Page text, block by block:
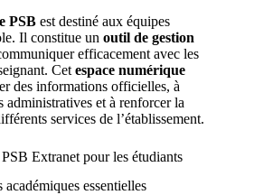
PSB est destiné aux équipes
Il constitue un outil de gestion
efficacement avec les
Cet espace numérique
des informations officielles, à
administratives et à renforcer la
services de l’établissement.
Extranet pour les étudiants
essentielles